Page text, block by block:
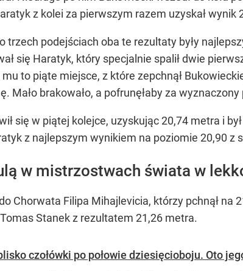
z kolei za pierwszym razem uzyskał wynik
trzech podejściach oba te rezultaty były
się Haratyk, który specjalnie spalił dwie
to piąte miejsce, z które zepchnął
Mało brakowało, a pofrunęłaby za wyznaczony
się w piątej kolejce, uzyskując 20,74 metra i
z najlepszym wynikiem na poziomie 20,90 z
w mistrzostwach świata w
Chorwata Filipa Mihajlevicia, którzy pchnął
Stanek z rezultatem 21,26 metra.
czołówki po połowie dziesięcioboju. Oto